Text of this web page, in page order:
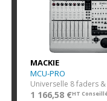
MACKIE
MCU-PRO
1 166,58 €HT